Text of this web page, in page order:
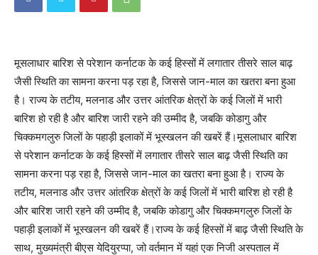
मूसलाधार बारिश से परेशान कर्नाटक के कई हिस्सों में लगातार तीसरे साल बाढ़
जैसी स्थिति का सामना करना पड़ रहा है, जिससे जान-माल का खतरा बना हुआ
है। राज्य के तटीय, मलनाड और उत्तर आंतरिक क्षेत्रों के कई जिलों में भारी
बारिश हो रही है और बारिश जारी रहने की उम्मीद है, जबकि कोडागु और
चिक्कमगलुरु जिलों के पहाड़ी इलाकों में भूस्खलन की खबरें हैं।मूसलाधार बारिश
से परेशान कर्नाटक के कई हिस्सों में लगातार तीसरे साल बाढ़ जैसी स्थिति का
सामना करना पड़ रहा है, जिससे जान-माल का खतरा बना हुआ है। राज्य के
तटीय, मलनाड और उत्तर आंतरिक क्षेत्रों के कई जिलों में भारी बारिश हो रही है
और बारिश जारी रहने की उम्मीद है, जबकि कोडागु और चिक्कमगलुरु जिलों के
पहाड़ी इलाकों में भूस्खलन की खबरें हैं।राज्य के कई हिस्सों में बाढ़ जैसी स्थिति के
साथ, मुख्यमंत्री बीएस येदियुरप्पा, जो वर्तमान में यहां एक निजी अस्पताल में